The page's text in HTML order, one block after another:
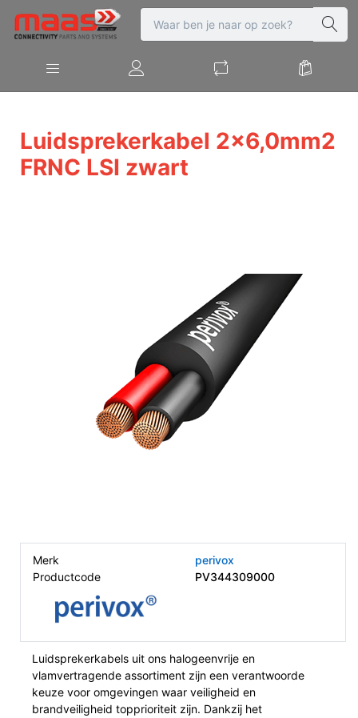
Luidsprekerkabel 2x6,0mm2
FRNC LSI zwart
Merk
perivox
Productcode
PV344309000
Luidsprekerkabels uit ons halogeenvrije en
vlamvertragende assortiment zijn een verantwoorde
keuze voor omgevingen waar veiligheid en
brandveiligheid topprioriteit zijn. Dankzij het